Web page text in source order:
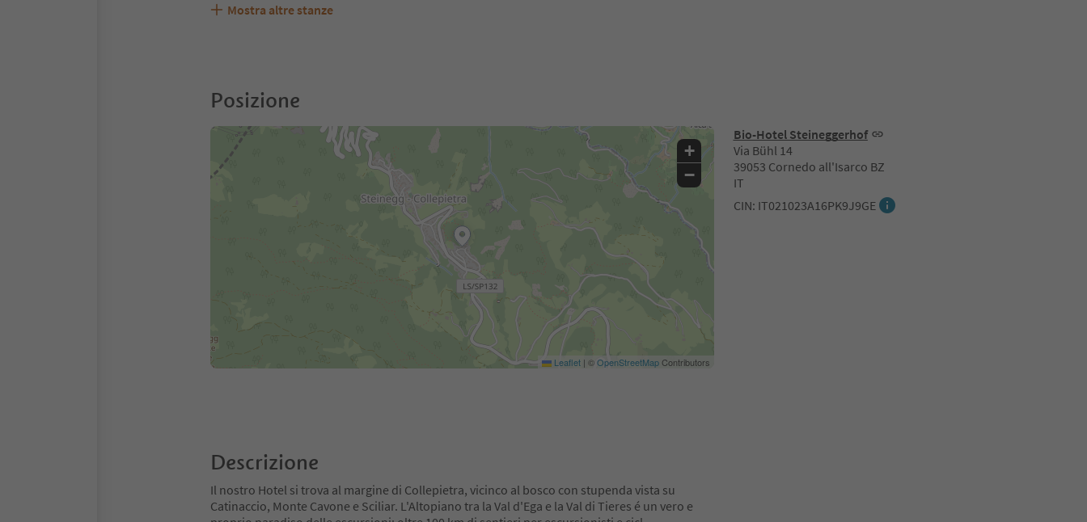
Mostra altre stanze
Posizione
Bio-Hotel Steineggerhof
Via Bühl 14
39053 Cornedo all'Isarco BZ
IT
CIN: IT021023A16PK9J9GE
+
−
Leaflet | ©OpenStreetMapContributors
Descrizione
Il nostro Hotel si trova al margine di Collepietra, vicinco al bosco con stupenda vista su
Catinaccio, Monte Cavone e Sciliar. L'Altopiano tra la Val d'Ega e la Val di Tieres é un vero e